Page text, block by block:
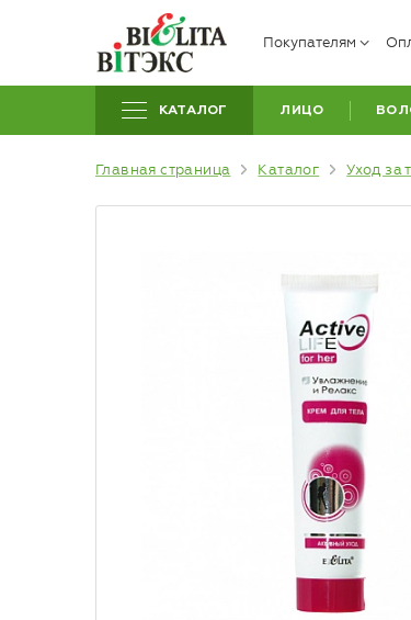
Покупателям
КАТАЛОГ ЛИЦО
Главная страница Каталог Уход за